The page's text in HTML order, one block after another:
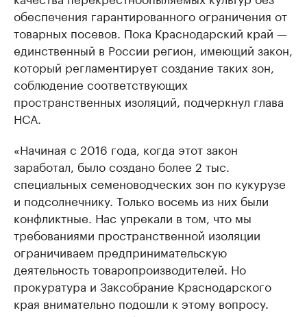
обеспечения гарантированного ограничения от
товарных посевов. Пока Краснодарский край —
единственный в России регион, имеющий закон,
который регламентирует создание таких зон,
соблюдение соответствующих
пространственных изоляций, подчеркнул глава
НСА.
«Начиная с 2016 года, когда этот закон
заработал, было создано более 2 тыс.
специальных семеноводческих зон по кукурузе
и подсолнечнику. Только восемь из них были
конфликтные. Нас упрекали в том, что мы
требованиями пространственной изоляции
ограничиваем предпринимательскую
деятельность товаропроизводителей. Но
прокуратура и Заксобрание Краснодарского
края внимательно подошли к этому вопросу.